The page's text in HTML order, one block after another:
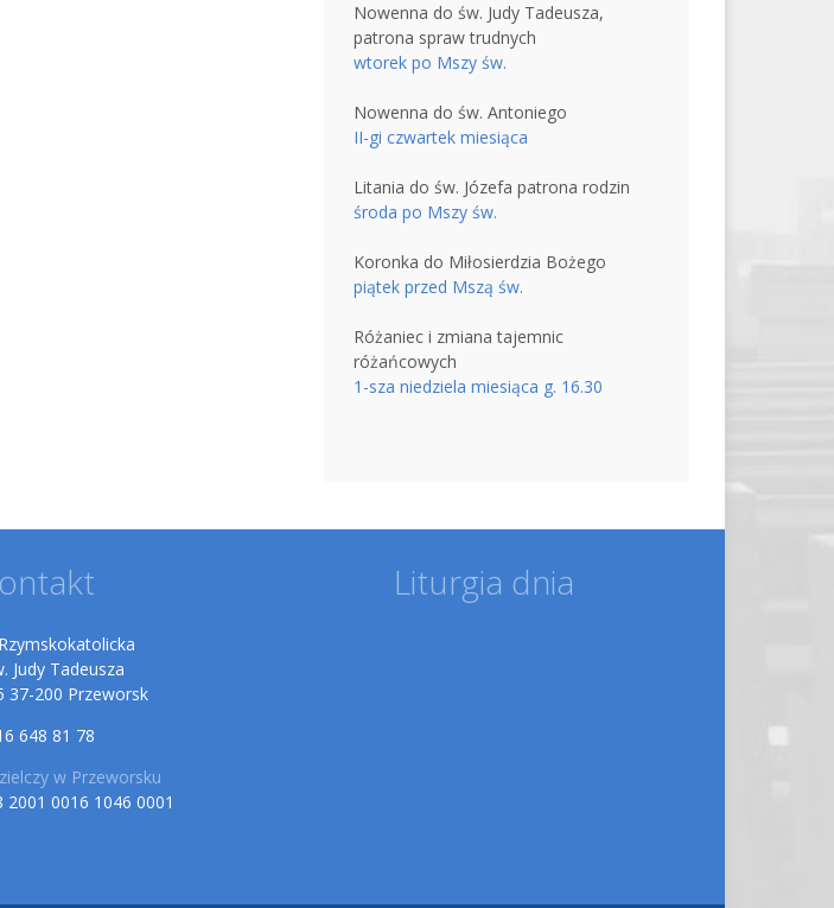
Nowenna do św. Judy Tadeusza,
patrona spraw trudnych
wtorek po Mszy św.
Nowenna do św. Antoniego
II-gi czwartek miesiąca
Litania do św. Józefa patrona rodzin
środa po Mszy św.
Koronka do Miłosierdzia Bożego
piątek przed Mszą św.
Różaniec i zmiana tajemnic
różańcowych
1-sza niedziela miesiąca g. 16.30
Judy Tadeusza
37-200 Przeworsk
648 81 78
w Przeworsku
2001 0016 1046 0001
Liturgia dnia